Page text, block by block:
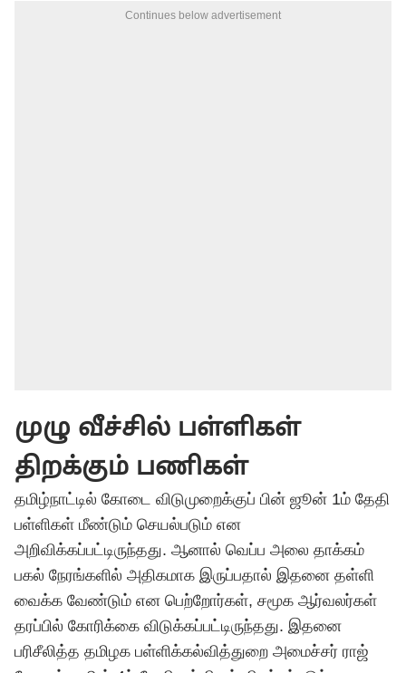
Continues below advertisement
முழு வீச்சில் பள்ளிகள்
திறக்கும் பணிகள்
தமிழ்நாட்டில் கோடை விடுமுறைக்குப் பின் ஜூன் 1ம் தேதி
பள்ளிகள் மீண்டும் செயல்படும் என
அறிவிக்கப்பட்டிருந்தது. ஆனால் வெப்ப அலை தாக்கம்
பகல் நேரங்களில் அதிகமாக இருப்பதால் இதனை தள்ளி
வைக்க வேண்டும் என பெற்றோர்கள், சமூக ஆர்வலர்கள்
தரப்பில் கோரிக்கை விடுக்கப்பட்டிருந்தது. இதனை
பரிசீலித்த தமிழக பள்ளிக்கல்வித்துறை அமைச்சர் ராஜ்